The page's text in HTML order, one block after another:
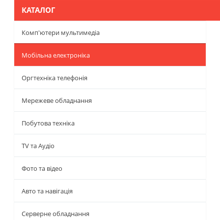
КАТАЛОГ
Комп'ютери мультимедіа
Мобільна електроніка
Оргтехніка телефонія
Мережеве обладнання
Побутова техніка
TV та Аудіо
Фото та відео
Авто та навігація
Серверне обладнання